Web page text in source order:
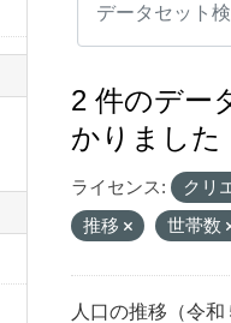
2 件のデー
かりました
ライセンス:
クリ
推移
世帯数
人口の推移（令和